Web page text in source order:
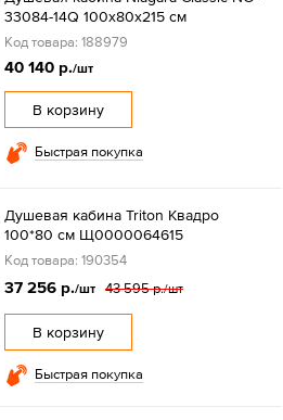
33084-14Q 100х80х215 см
Код товара: 188979
40 140 р./шт
В корзину
Быстрая покупка
Душевая кабина Triton Квадро
100*80 см Щ0000064615
Код товара: 190354
37 256 р./шт 43 595 р./шт
В корзину
Быстрая покупка